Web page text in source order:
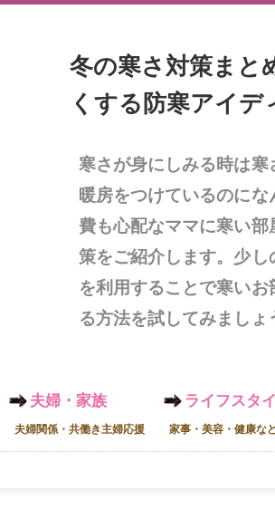
冬の寒さ対策まと
くする防寒アイデ
寒さが身にしみる時は
暖房をつけているのに
費も心配なママに寒い
策をご紹介します。少
を利用することで寒い
る方法を試してみましょ
夫婦・家族
夫婦関係・共働き主婦応援
ライフスタ
家事・美容・健康な